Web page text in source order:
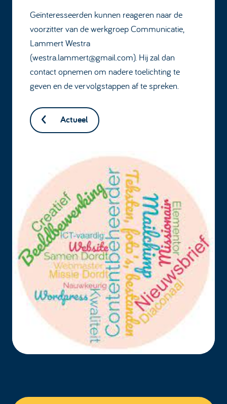
Geïnteresseerden kunnen reageren naar de
voorzitter van de werkgroep Communicatie,
Lammert Westra
(westra.lammert@gmail.com). Hij zal dan
contact opnemen om nadere toelichting te
geven en de vervolgstappen af te spreken.
Actueel